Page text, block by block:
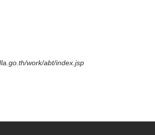
work/abt/index.jsp